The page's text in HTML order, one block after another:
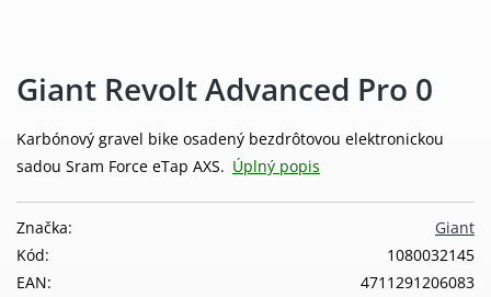
Giant Revolt Advanced Pro 0
Karbónový gravel bike osadený bezdrôtovou elektronickou
sadou Sram Force eTap AXS. Úplný popis
Giant
Značka:
1080032145
Kód:
4711291206083
EAN: